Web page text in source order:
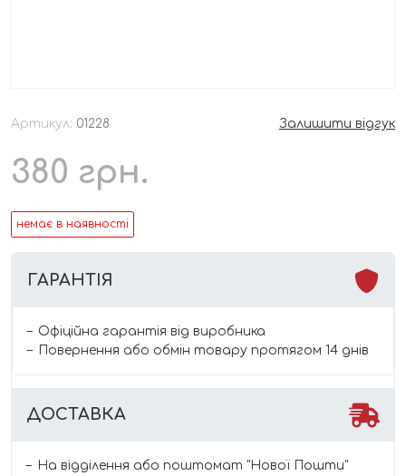
Артикул: 01228 Залишити відгук
380 грн.
немає в наявності
ГАРАНТІЯ
Офіційна гарантія від виробника
Повернення або обмін товару протягом 14 днів
ДОСТАВКА
На відділення або поштомат "Нової Пошти"